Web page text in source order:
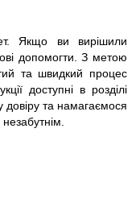
Якщо ви вирішили
допомогти. З метою
та швидкий процес
доступні в розділі
довіру та намагаємося